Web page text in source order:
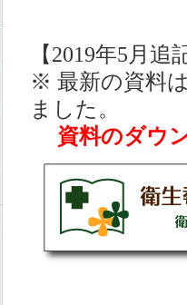
【2019年5月追
※ 最新の資料
ました。
資料のダウ